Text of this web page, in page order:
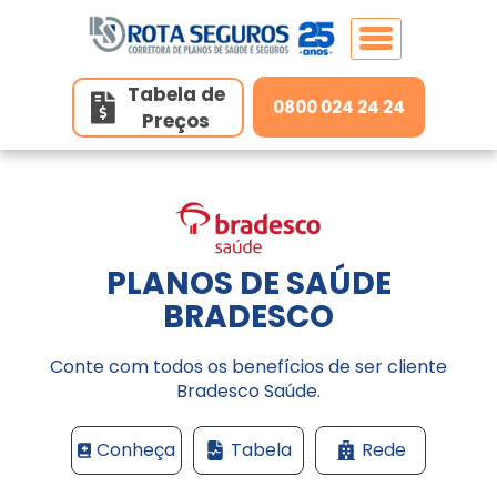
Home
Planos de Saúde
Planos de Saúde Individuais
Hapvida
Seguros
Unidades
Belo Horizonte/MG
Contato
Tabela de
Preços
0800 024 24 24
PLANOS DE SAÚDE
BRADESCO
Conte com todos os benefícios de ser cliente
Bradesco Saúde.
Conheça Tabela Rede